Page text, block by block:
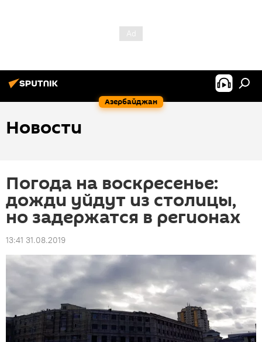
Азербайджан
Новости
Погода на воскресенье:
дожди уйдут из столицы,
но задержатся в регионах
13:41 31.08.2019